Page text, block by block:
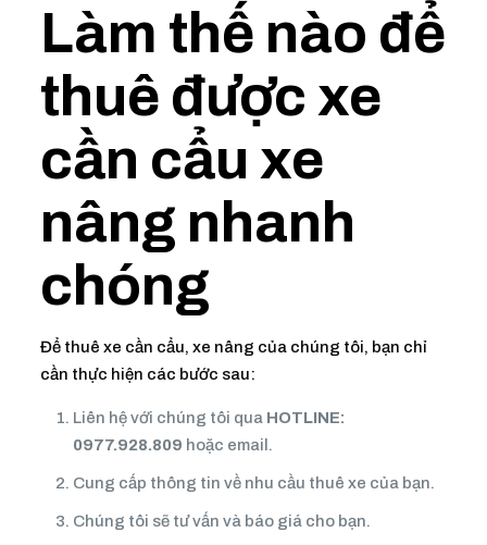
Làm thế nào để
thuê được xe
cần cẩu xe
nâng nhanh
chóng
Để thuê xe cần cẩu, xe nâng của chúng tôi, bạn chỉ
cần thực hiện các bước sau:
Liên hệ với chúng tôi qua HOTLINE:
0977.928.809 hoặc email.
Cung cấp thông tin về nhu cầu thuê xe của bạn.
Chúng tôi sẽ tư vấn và báo giá cho bạn.